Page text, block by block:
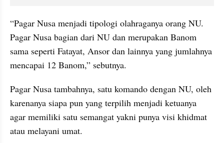
“Pagar Nusa menjadi tipologi olahraganya orang NU.
Pagar Nusa bagian dari NU dan merupakan Banom
sama seperti Fatayat, Ansor dan lainnya yang jumlahnya
mencapai 12 Banom,” sebutnya.
Pagar Nusa tambahnya, satu komando dengan NU, oleh
karenanya siapa pun yang terpilih menjadi ketuanya
agar memiliki satu semangat yakni punya visi khidmat
atau melayani umat.